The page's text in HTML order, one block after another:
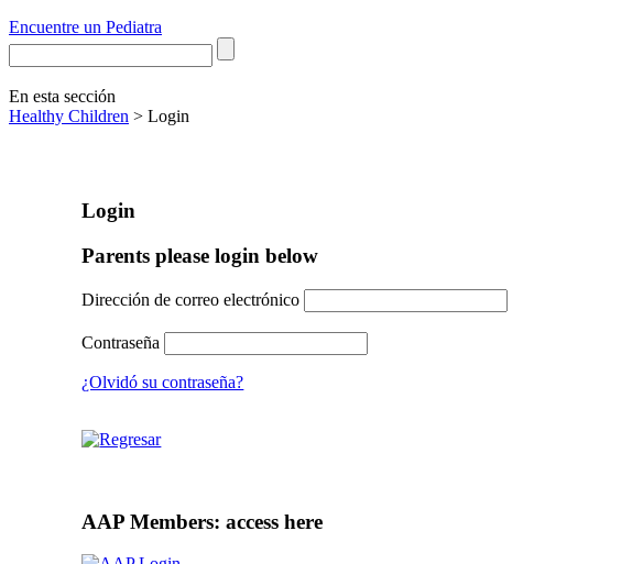
Encuentre un Pediatra
En esta sección
Healthy Children > Login
Login
Parents please login below
Dirección de correo electrónico
Contraseña
¿Olvidó su contraseña?
AAP Members: access here